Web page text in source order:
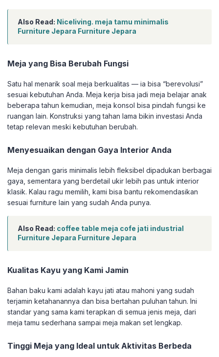
Also Read: Niceliving. meja tamu minimalis
Furniture Jepara Furniture Jepara
Meja yang Bisa Berubah Fungsi
Satu hal menarik soal meja berkualitas — ia bisa “berevolusi”
sesuai kebutuhan Anda. Meja kerja bisa jadi meja belajar anak
beberapa tahun kemudian, meja konsol bisa pindah fungsi ke
ruangan lain. Konstruksi yang tahan lama bikin investasi Anda
tetap relevan meski kebutuhan berubah.
Menyesuaikan dengan Gaya Interior Anda
Meja dengan garis minimalis lebih fleksibel dipadukan berbagai
gaya, sementara yang berdetail ukir lebih pas untuk interior
klasik. Kalau ragu memilih, kami bisa bantu rekomendasikan
sesuai furniture lain yang sudah Anda punya.
Also Read: coffee table meja cofe jati industrial
Furniture Jepara Furniture Jepara
Kualitas Kayu yang Kami Jamin
Bahan baku kami adalah kayu jati atau mahoni yang sudah
terjamin ketahanannya dan bisa bertahan puluhan tahun. Ini
standar yang sama kami terapkan di semua jenis meja, dari
meja tamu sederhana sampai meja makan set lengkap.
Tinggi Meja yang Ideal untuk Aktivitas Berbeda